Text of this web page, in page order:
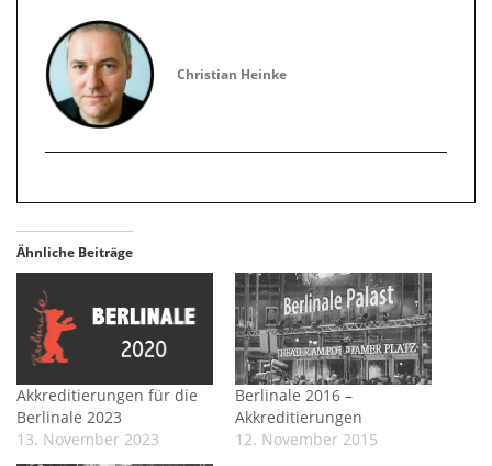
Christian Heinke
Ähnliche Beiträge
Akkreditierungen für die
Berlinale 2023
13. November 2023
Berlinale 2016 –
Akkreditierungen
12. November 2015